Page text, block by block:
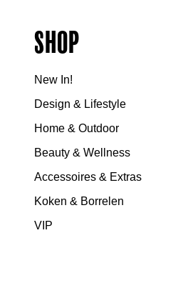
Shop
New In!
Design & Lifestyle
Home & Outdoor
Beauty & Wellness
Accessoires & Extras
Koken & Borrelen
VIP